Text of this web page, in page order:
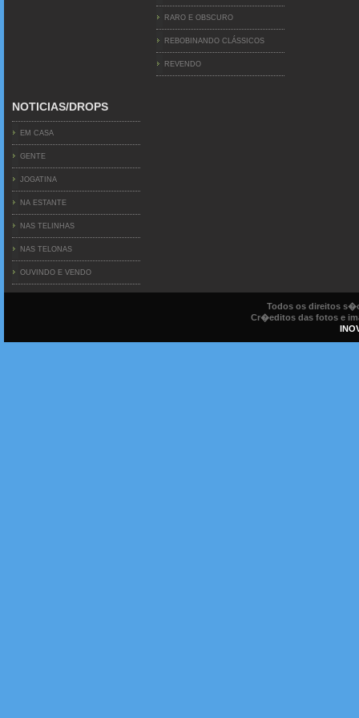
RARO E OBSCURO
REBOBINANDO CLÁSSICOS
REVENDO
NOTICIAS/DROPS
EM CASA
GENTE
JOGATINA
NA ESTANTE
NAS TELINHAS
NAS TELONAS
OUVINDO E VENDO
Todos os direitos
Cr�editos das fotos e